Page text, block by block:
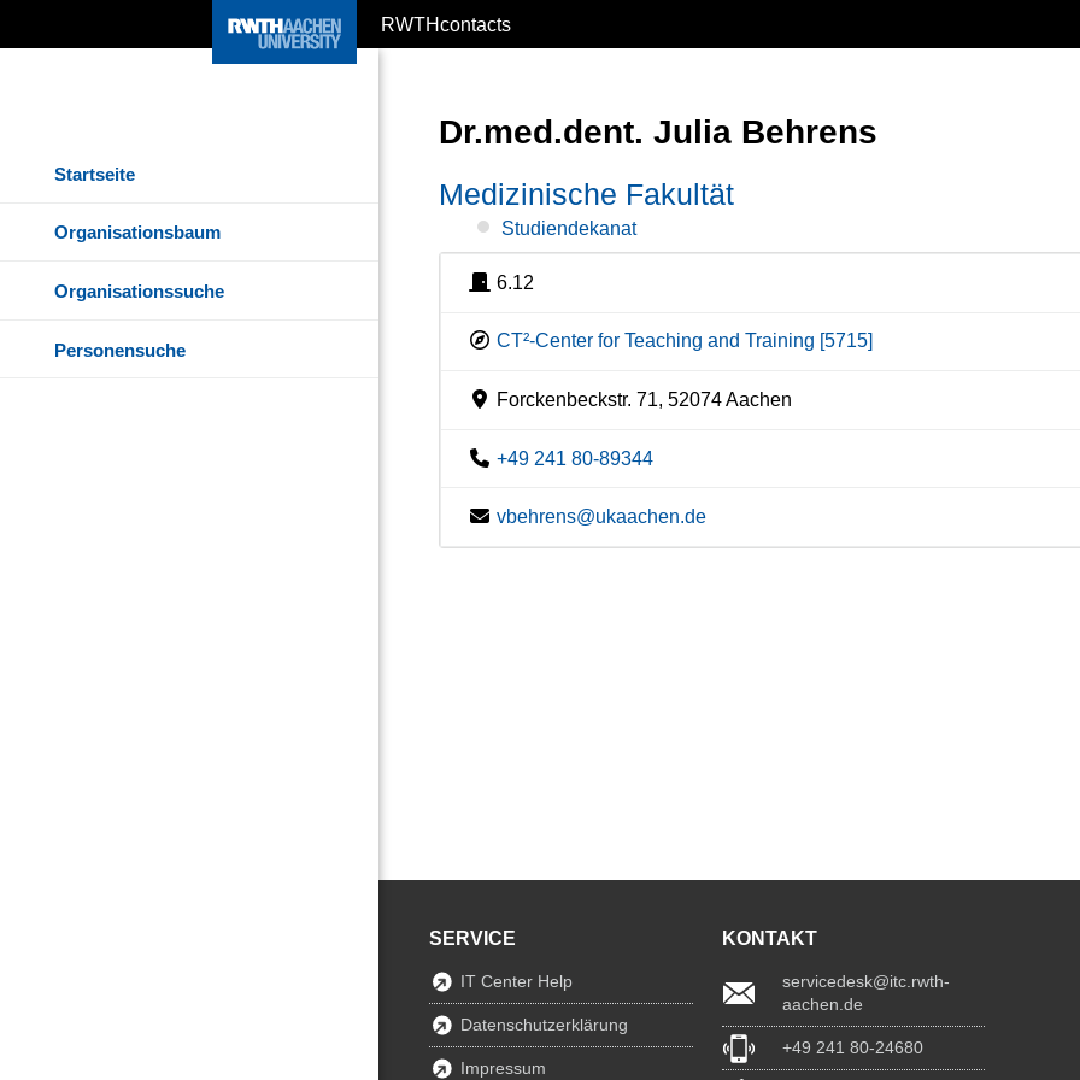
RWTHcontacts
Startseite
Organisationsbaum
Organisationssuche
Personensuche
Dr.med.dent. Julia Behrens
Medizinische Fakultät
Studiendekanat
6.12
CT²-Center for Teaching and Training [5715]
Forckenbeckstr. 71, 52074 Aachen
+49 241 80-89344
vbehrens@ukaachen.de
SERVICE
IT Center Help
Datenschutzerklärung
Impressum
KONTAKT
servicedesk@itc.rwth-
aachen.de
+49 241 80-24680